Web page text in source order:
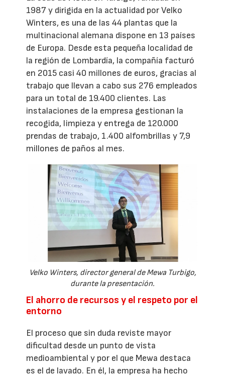
1987 y dirigida en la actualidad por Velko
Winters, es una de las 44 plantas que la
multinacional alemana dispone en 13 países
de Europa. Desde esta pequeña localidad de
la región de Lombardía, la compañía facturó
en 2015 casi 40 millones de euros, gracias al
trabajo que llevan a cabo sus 276 empleados
para un total de 19.400 clientes. Las
instalaciones de la empresa gestionan la
recogida, limpieza y entrega de 120.000
prendas de trabajo, 1.400 alfombrillas y 7,9
millones de paños al mes.
Velko Winters, director general de Mewa Turbigo,
durante la presentación.
El ahorro de recursos y el respeto por el
entorno
El proceso que sin duda reviste mayor
dificultad desde un punto de vista
medioambiental y por el que Mewa destaca
es el de lavado. En él, la empresa ha hecho